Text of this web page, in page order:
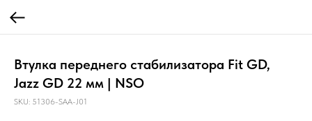
Втулка переднего стабилизатора Fit GD,
Jazz GD 22 мм | NSO
SKU: 51306-SAA-J01